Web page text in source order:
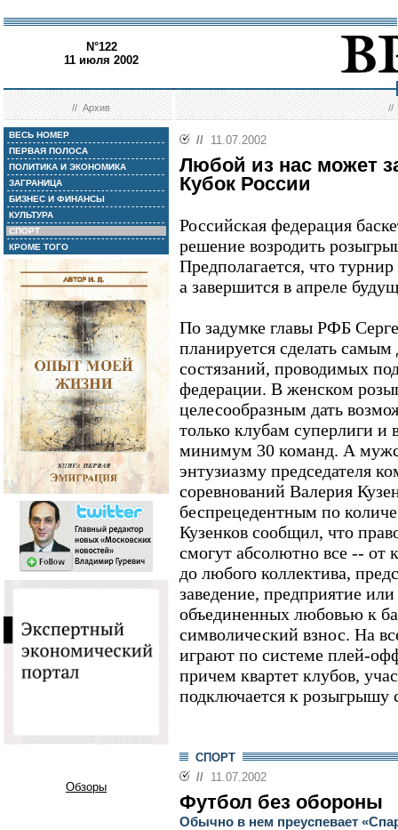
N°122
11 июля 2002
//Архив //
ВЕСЬ НОМЕР
ПЕРВАЯ ПОЛОСА
ПОЛИТИКА И ЭКОНОМИКА
ЗАГРАНИЦА
БИЗНЕС И ФИНАНСЫ
КУЛЬТУРА
СПОРТ
КРОМЕ ТОГО
Обзоры
// 11.07.2002
Любой из нас может
Кубок России
Российская федерация
решение возродить
Предполагается, что турнир
а завершится в апреле
По задумке главы РФБ
планируется сделать
состязаний, проводимых
федерации. В женском
целесообразным дать
только клубам суперлиги и
минимум 30 команд. А
энтузиазму председателя
соревнований Валерия
беспрецедентным по
Кузенков сообщил, что
смогут абсолютно все -- от
до любого коллектива,
заведение, предприятие
объединенных любовью к
символический взнос. На
играют по системе плей-
причем квартет клубов,
подключается к розыгрышу
СПОРТ
// 11.07.2002
Футбол без обороны
Обычно в нем преуспевает